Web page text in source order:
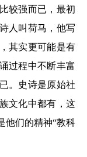
较强而已，最初
人叫荷马，他写
其实更可能是有
过程中不断丰富
。史诗是原始社
文化中都有，这
他们的精神“教科